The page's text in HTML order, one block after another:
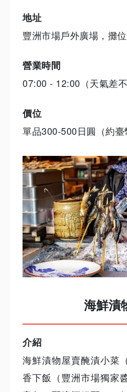
地址
豐洲市場戶外廣場，攤位
營業時間
07:00 - 12:00（天氣差不
價位
單品300-500日圓（約臺
海鮮漬
介紹
海鮮漬物屋賣醃漬小菜
香下飯（豐洲市場獨家